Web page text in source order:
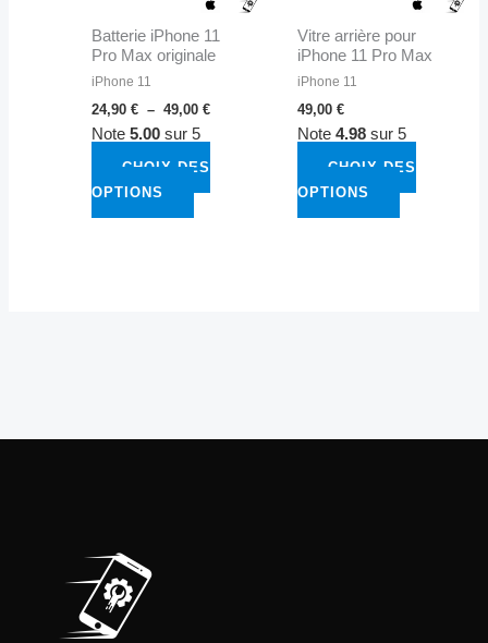
Batterie iPhone 11
Pro Max originale
iPhone 11
24,90 € – 49,00 €
Note 5.00sur 5
CHOIX DES
OPTIONS
peuvent
être
choisies
la
page
du
produit
Vitre arrière pour
iPhone 11 Pro Max
iPhone 11
49,00€
Note4.98 sur 5
CHOIX DES
OPTIONS
peuvent
être
choisies
page
du
produit